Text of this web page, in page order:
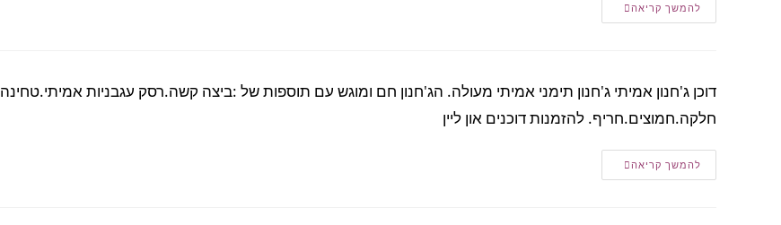
להמשך קריאה
דוכן ג'חנון אמיתי ג'חנון תימני אמיתי מעולה. הג'חנון חם ומוגש עם תוספות של :ביצה קשה.רסק עגבניות אמיתי.טחינה
חלקה.חמוצים.חריף. להזמנות דוכנים און ליין
להמשך קריאה